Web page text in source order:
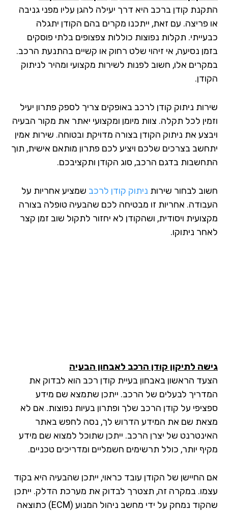
קודן ברכב היא דרך יעילה להגן עליו מפני גניבה
פריצה. עם זאת, ייתכנו מקרים בהם הקודן יתגלה
תקלות נפוצות כוללות צפצופים בלתי פוסקים
נסיעה, אי זיהוי שלט רחוק או קשיים בהתנעת הרכב.
אלו, חשוב לפנות לשירות מקצועי ומהיר לניתוק
ניתוק קודן לרכב באופקים צריך לספק פתרון יעיל
לכל תקלה. צוות מיומן ומקצועי יאתר את מקור הבעיה
את ניתוק הקודן בצורה מדויקת ובטוחה. שירות אמין
בצרכים שלכם ויציע לכם פתרון מותאם אישית, תוך
בדגם הרכב, סוג הקודן ותקציבכם.
לבחור שירותניתוק קודן לרכבשמציע אחריות על
אחריות זו מבטיחה לכם שהבעיה טופלה בצורה
ויסודית, ושהקודן לא יחזור לתקול שוב זמן קצר
ניתוקו.
לתיקון קודן הרכב לאבחון הבעיה
הראשון באבחון בעיית קודן רכב הוא לבדוק את
לבעלים של הרכב. ייתכן שתמצא שם מידע
על קודן הרכב שלך ופתרון בעיות נפוצות. אם לא
שם את המידע הדרוש לך, נסה לחפש באתר
של יצרן הרכב. ייתכן שתוכל למצוא שם מידע
יותר, כולל תרשימים חשמליים ומדריכים טכניים.
החיישן של הקודן עובד כראוי, ייתכן שהבעיה היא בקוד
במקרה זה, תצטרך לבדוק את מערכת הדלק. ייתכן
שהקוד נמחק על ידי מחשב ניהול המנוע (ECM) כתוצאה